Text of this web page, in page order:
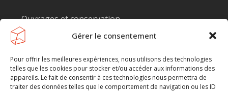
Gérer le consentement
Pour offrir les meilleures expériences, nous utilisons des technologies
telles que les cookies pour stocker et/ou accéder aux informations des
appareils. Le fait de consentir à ces technologies nous permettra de
traiter des données telles que le comportement de navigation ou les ID
Ouvrages et conservation
Génie industriel
Génie ferroviaire
Génie civil